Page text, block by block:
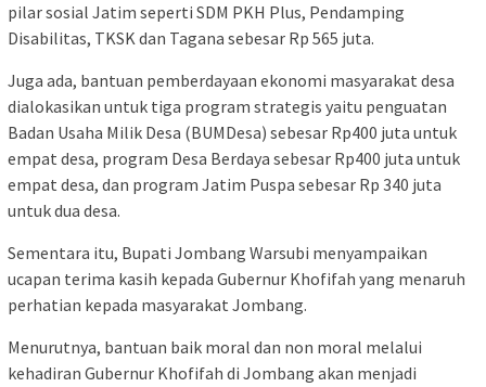
pilar sosial Jatim seperti SDM PKH Plus, Pendamping
Disabilitas, TKSK dan Tagana sebesar Rp 565 juta.
Juga ada, bantuan pemberdayaan ekonomi masyarakat desa
dialokasikan untuk tiga program strategis yaitu penguatan
Badan Usaha Milik Desa (BUMDesa) sebesar Rp400 juta untuk
empat desa, program Desa Berdaya sebesar Rp400 juta untuk
empat desa, dan program Jatim Puspa sebesar Rp 340 juta
untuk dua desa.
Sementara itu, Bupati Jombang Warsubi menyampaikan
ucapan terima kasih kepada Gubernur Khofifah yang menaruh
perhatian kepada masyarakat Jombang.
Menurutnya, bantuan baik moral dan non moral melalui
kehadiran Gubernur Khofifah di Jombang akan menjadi